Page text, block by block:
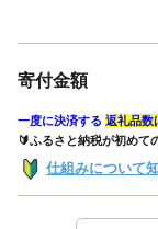
寄付金額
一度に決済する 返礼品数
🔰ふるさと納税が初めて
仕組みについて